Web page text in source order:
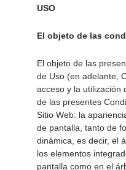
USO
El objeto de las
El objeto de las
de Uso (en adelante,
acceso y la utilización
de las presentes
Sitio Web: la
de pantalla, tanto de
dinámica, es decir, el
los elementos
pantalla como en el